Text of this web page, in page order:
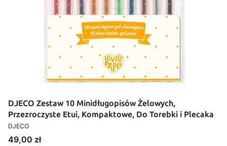
DJECO Zestaw 10 Minidługopisów Żelowych,
Przezroczyste Etui, Kompaktowe, Do Torebki i Plecaka
PRODUCENT
DJECO
Cena
49,00 zł